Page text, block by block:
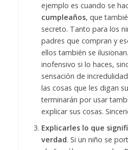
ejemplo es cuando se
cumpleaños, que
secreto. Tanto para los
padres que compran y
ellos también se
inofensivo si lo haces,
sensación de
las cosas que les digan
terminarán por usar
explicar sus cosas.
Explicarles lo que
verdad. Si un niño se